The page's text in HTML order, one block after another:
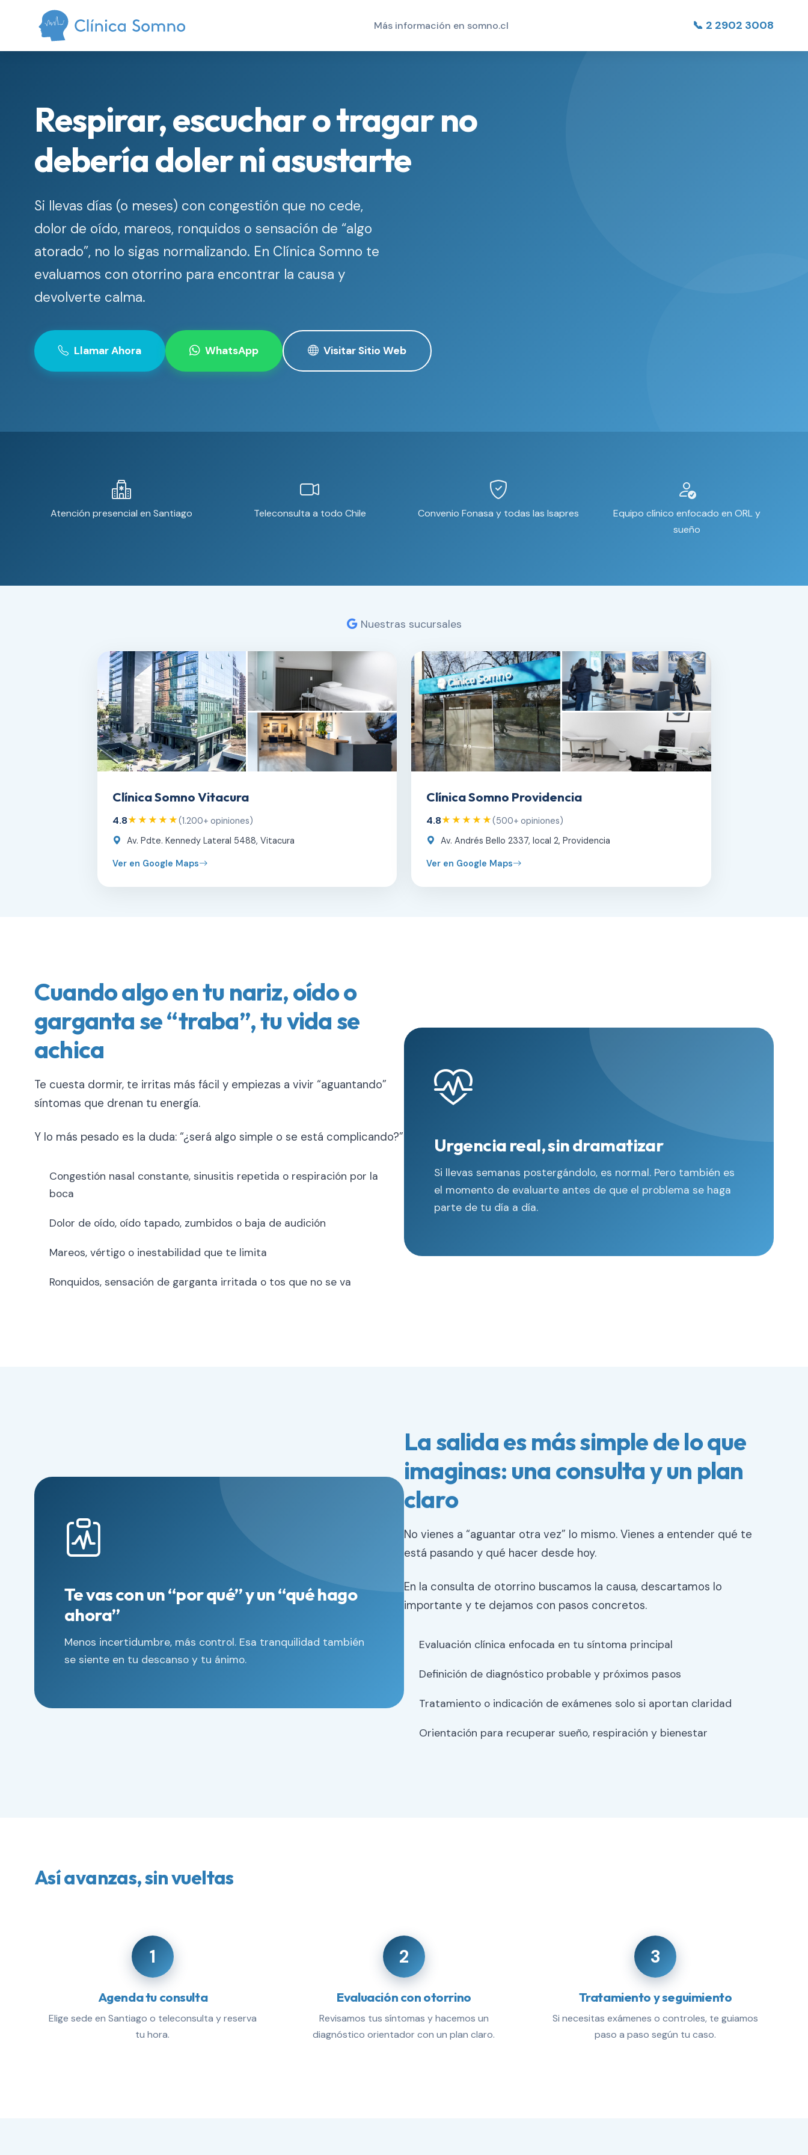
Más información en somno.cl 📞 2 2902 3008
Respirar, escuchar o tragar no
debería doler ni asustarte
Si llevas días (o meses) con congestión que no cede,
dolor de oído, mareos, ronquidos o sensación de “algo
atorado”, no lo sigas normalizando. En Clínica Somno te
evaluamos con otorrino para encontrar la causa y
devolverte calma.
Llamar Ahora WhatsApp Visitar Sitio Web
Atención presencial en Santiago Teleconsulta a todo Chile Convenio Fonasa y todas las Isapres
Equipo clínico enfocado en ORL y
sueño
Nuestras sucursales
Clínica Somno Vitacura
4.8★★★★★(1.200+ opiniones)
Av. Pdte. Kennedy Lateral 5488, Vitacura
Ver en Google Maps
Clínica Somno Providencia
4.8★★★★★(500+ opiniones)
Av. Andrés Bello 2337, local 2, Providencia
Ver en Google Maps
Cuando algo en tu nariz, oído o
garganta se “traba”, tu vida se
achica
Te cuesta dormir, te irritas más fácil y empiezas a vivir “aguantando”
síntomas que drenan tu energía.
Y lo más pesado es la duda: “¿será algo simple o se está complicando?”
Congestión nasal constante, sinusitis repetida o respiración por la
boca
Dolor de oído, oído tapado, zumbidos o baja de audición
Mareos, vértigo o inestabilidad que te limita
Ronquidos, sensación de garganta irritada o tos que no se va
Urgencia real, sin dramatizar
Si llevas semanas postergándolo, es normal. Pero también es
el momento de evaluarte antes de que el problema se haga
parte de tu día a día.
La salida es más simple de lo que
imaginas: una consulta y un plan
claro
No vienes a “aguantar otra vez” lo mismo. Vienes a entender qué te
está pasando y qué hacer desde hoy.
En la consulta de otorrino buscamos la causa, descartamos lo
importante y te dejamos con pasos concretos.
Evaluación clínica enfocada en tu síntoma principal
Definición de diagnóstico probable y próximos pasos
Tratamiento o indicación de exámenes solo si aportan claridad
Orientación para recuperar sueño, respiración y bienestar
Te vas con un “por qué” y un “qué hago
ahora”
Menos incertidumbre, más control. Esa tranquilidad también
se siente en tu descanso y tu ánimo.
Así avanzas, sin vueltas
1
Agenda tu consulta
Elige sede en Santiago o teleconsulta y reserva
tu hora.
2
Evaluación con otorrino
Revisamos tus síntomas y hacemos un
diagnóstico orientador con un plan claro.
3
Tratamiento y seguimiento
Si necesitas exámenes o controles, te guiamos
paso a paso según tu caso.